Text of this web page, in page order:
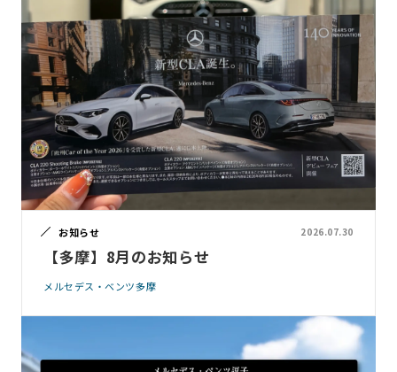
お知らせ 2026.07.30
【多摩】8月のお知らせ
メルセデス・ベンツ多摩